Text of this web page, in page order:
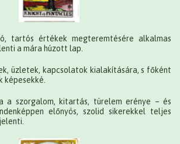
tartós értékek megteremtésére alkalmas
a mára húzott lap.
üzletek, kapcsolatok kialakítására, s főként
képesekké.
a szorgalom, kitartás, türelem erénye – és
előnyös, szolid sikerekkel teljes